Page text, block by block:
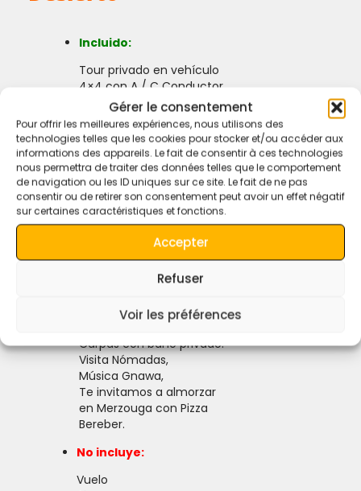
Gérer le consentement
Pour offrir les meilleures expériences, nous utilisons des
technologies telles que les cookies pour stocker et/ou accéder aux
informations des appareils. Le fait de consentir à ces technologies
nous permettra de traiter des données telles que le comportement
de navigation ou les ID uniques sur ce site. Le fait de ne pas
consentir ou de retirer son consentement peut avoir un effet négatif
sur certaines caractéristiques et fonctions.
Accepter
Refuser
Voir les préférences
Incluido:
Tour privado en vehículo
4×4 con A / C Conductor
/ Guía / Combustible
Sandboarding, vehículo
4×4 o paseo en camello
hasta el campamento de
ida y vuelta,
También su equipaje será
llevado al campamento.
Puesta del sol, salida del
3 pernoctaciones en
hotel (desayunos y cenas
campamento de lujo del
Carpas con baño privado.
Visita Nómadas,
Música Gnawa,
Te invitamos a almorzar
en Merzouga con Pizza
Bereber.
No incluye:
Vuelo